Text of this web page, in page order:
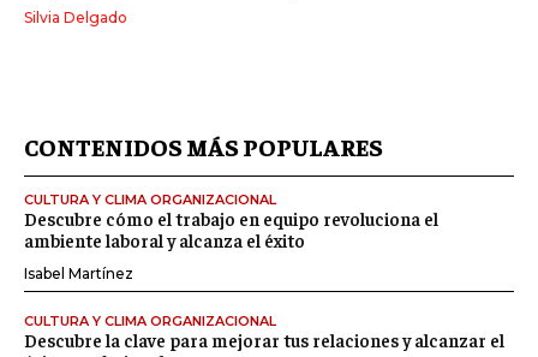
Silvia Delgado
CONTENIDOS MÁS POPULARES
CULTURA Y CLIMA ORGANIZACIONAL
Descubre cómo el trabajo en equipo revoluciona el
ambiente laboral y alcanza el éxito
Isabel Martínez
CULTURA Y CLIMA ORGANIZACIONAL
Descubre la clave para mejorar tus relaciones y alcanzar el